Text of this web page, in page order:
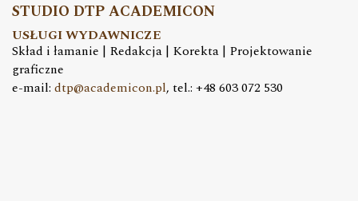
STUDIO DTP ACADEMICON
USŁUGI WYDAWNICZE
Skład i łamanie | Redakcja | Korekta | Projektowanie
graficzne
e-mail: dtp@academicon.pl, tel.: +48 603 072 530